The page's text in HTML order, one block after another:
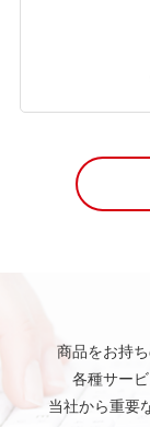
商品をお持
各種サー
当社から重要